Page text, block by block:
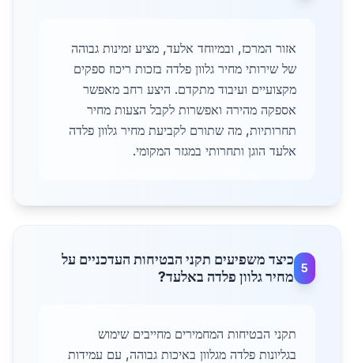
אזור המרכז, ובמיוחד אלעד, מציע זמינות גבוהה
של שירותי מחיר גלוון פלדה בזכות ריכוז ספקים
מקצועיים ועיבוד מתקדם. היצע רחב מאפשר
אספקה מהירה ואפשרות לקבל הצעות מחיר
תחרותיות, מה שתורם לקביעת מחיר גלוון פלדה
אלעד הוגן ותחרותי במגזר המקומי.
5
כיצד משפיעים תקני הבטיחות העדכניים על
מחיר גלוון פלדה באלעד?
תקני הבטיחות המחמירים מחייבים שימוש
בגליונות פלדה מגלוון באיכות גבוהה, עם עמידות